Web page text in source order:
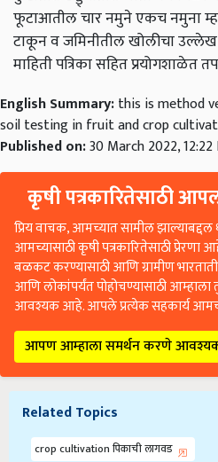
फूटाआतील चार नमुने एकच नमुना
टाकून व जमिनीतील खोलीचा
माहिती पत्रिका सहित प्रयोगशाळेत
English Summary:this is method
soil testing in fruit and crop
Published on:30 March 2022, 12:22
कृषी पत्रकारितेसाठी
प्रिय वाचक, आमच्यात सामील
आमच्यासाठी कृषी पत्रकारितेसाठी प्रेरणा
बळकट करण्यासाठी आणि ग्रामीण
आणि लोकांपर्यंत पोहोचण्यासाठी
आवश्यक आहे. आपले प्रत्येक सहकार्य
आपण आम्हाला समर्थन करणे
Related Topics
crop cultivation पिकाची लागवड